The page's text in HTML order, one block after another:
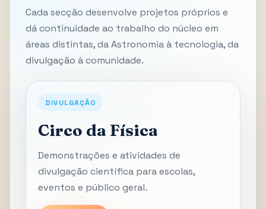
Cada secção desenvolve projetos próprios e
dá continuidade ao trabalho do núcleo em
áreas distintas, da Astronomia à tecnologia, da
divulgação à comunidade.
DIVULGAÇÃO
Circo da Física
Demonstrações e atividades de
divulgação científica para escolas,
eventos e público geral.